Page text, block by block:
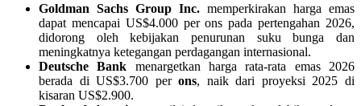
Goldman Sachs Group Inc. memperkirakan harga emas
dapat mencapai US$4.000 per ons pada pertengahan 2026,
didorong oleh kebijakan penurunan suku bunga dan
meningkatnya ketegangan perdagangan internasional.
Deutsche Bank menargetkan harga rata-rata emas 2026
berada di US$3.700 perons, naik dari proyeksi 2025 di
kisaran US$2.900.